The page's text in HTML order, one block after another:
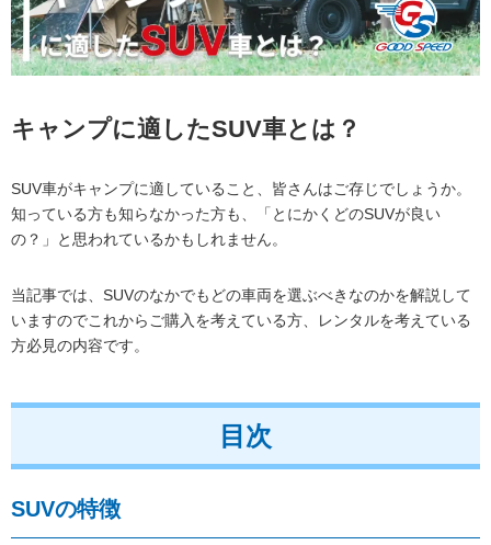
キャンプに適したSUV車とは？
SUV車がキャンプに適していること、皆さんはご存じでしょうか。
知っている方も知らなかった方も、「とにかくどのSUVが良い
の？」と思われているかもしれません。
当記事では、SUVのなかでもどの車両を選ぶべきなのかを解説して
いますのでこれからご購入を考えている方、レンタルを考えている
方必見の内容です。
目次
SUVの特徴